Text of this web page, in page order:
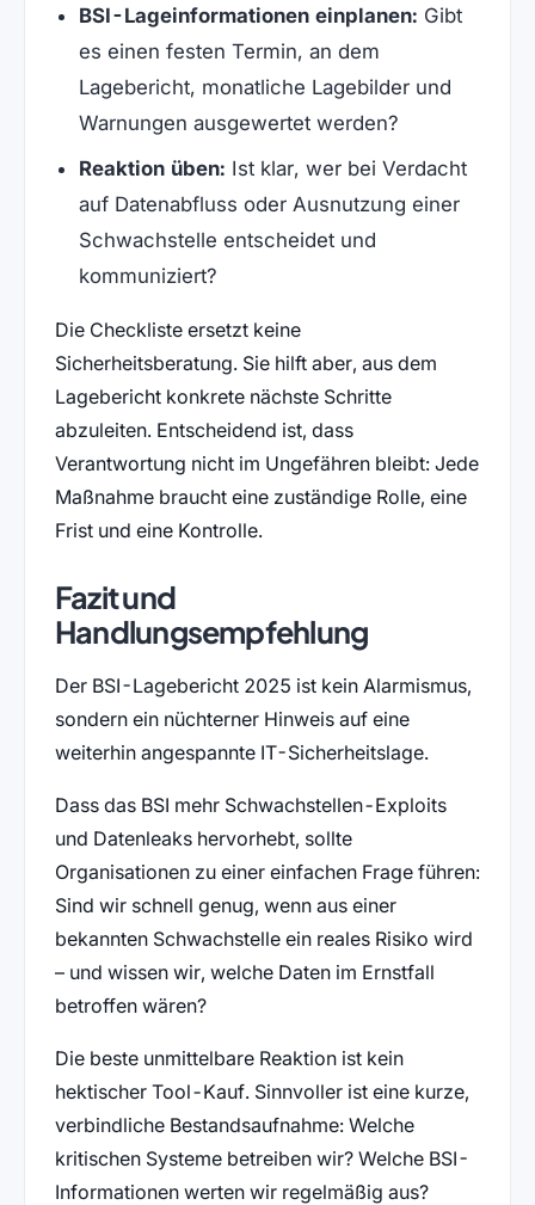
BSI-Lageinformationen einplanen: Gibt
es einen festen Termin, an dem
Lagebericht, monatliche Lagebilder und
Warnungen ausgewertet werden?
Reaktion üben: Ist klar, wer bei Verdacht
auf Datenabfluss oder Ausnutzung einer
Schwachstelle entscheidet und
kommuniziert?
Die Checkliste ersetzt keine
Sicherheitsberatung. Sie hilft aber, aus dem
Lagebericht konkrete nächste Schritte
abzuleiten. Entscheidend ist, dass
Verantwortung nicht im Ungefähren bleibt: Jede
Maßnahme braucht eine zuständige Rolle, eine
Frist und eine Kontrolle.
Fazit und
Handlungsempfehlung
Der BSI-Lagebericht 2025 ist kein Alarmismus,
sondern ein nüchterner Hinweis auf eine
weiterhin angespannte IT-Sicherheitslage.
Dass das BSI mehr Schwachstellen-Exploits
und Datenleaks hervorhebt, sollte
Organisationen zu einer einfachen Frage führen:
Sind wir schnell genug, wenn aus einer
bekannten Schwachstelle ein reales Risiko wird
– und wissen wir, welche Daten im Ernstfall
betroffen wären?
Die beste unmittelbare Reaktion ist kein
hektischer Tool-Kauf. Sinnvoller ist eine kurze,
verbindliche Bestandsaufnahme: Welche
kritischen Systeme betreiben wir? Welche BSI-
Informationen werten wir regelmäßig aus?